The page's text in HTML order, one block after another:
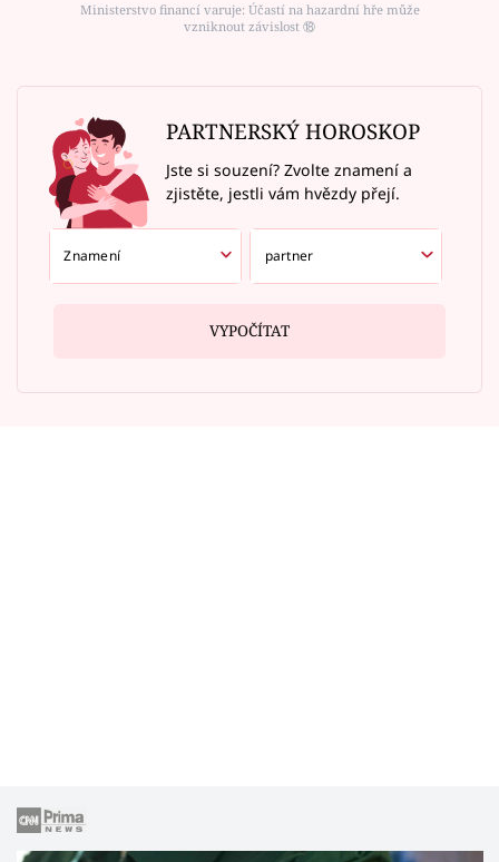
Ministerstvo financí varuje: Účastí na hazardní hře může
vzniknout závislost ⑱
PARTNERSKÝ HOROSKOP
Jste si souzení? Zvolte znamení a
zjistěte, jestli vám hvězdy přejí.
VYPOČÍTAT